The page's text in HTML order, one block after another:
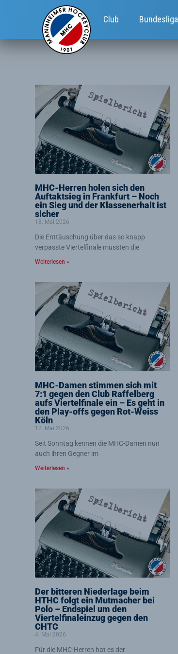
Club Bundesliga
MHC-Herren holen sich den
Auftaktsieg in Frankfurt – Noch
ein Sieg und der Klassenerhalt ist
sicher
18. Mai 2026
Die Enttäuschung über das so knapp
verpasste Viertelfinale mussten die
Weiterlesen »
MHC-Damen stimmen sich mit
7:1 gegen den Club Raffelberg
aufs Viertelfinale ein – Es geht in
den Play-offs gegen Rot-Weiss
Köln
12. Mai 2026
Seit Sonntag kennen die MHC-Damen nun
auch ihren Gegner im
Weiterlesen »
Der bitteren Niederlage beim
HTHC folgt ein Mutmacher bei
Polo – Endspiel um den
Viertelfinaleinzug gegen den
CHTC
4. Mai 2026
Für die MHC-Herren hat es der